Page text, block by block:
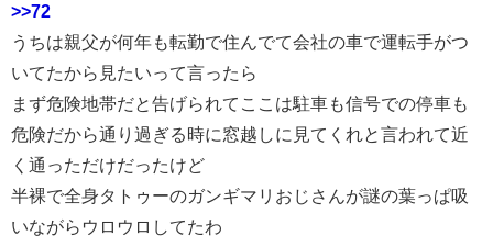
>>72
うちは親父が何年も転勤で住んでて会社の車で運転手がつ
いてたから見たいって言ったら
まず危険地帯だと告げられてここは駐車も信号での停車も
危険だから通り過ぎる時に窓越しに見てくれと言われて近
く通っただけだったけど
半裸で全身タトゥーのガンギマリおじさんが謎の葉っぱ吸
いながらウロウロしてたわ